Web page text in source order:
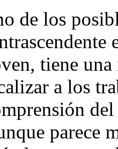
de los
tiene
a los
parece